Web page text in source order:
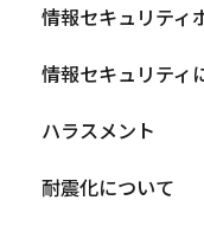
情報セキュリティ
情報セキュリティ
ハラスメント
耐震化について